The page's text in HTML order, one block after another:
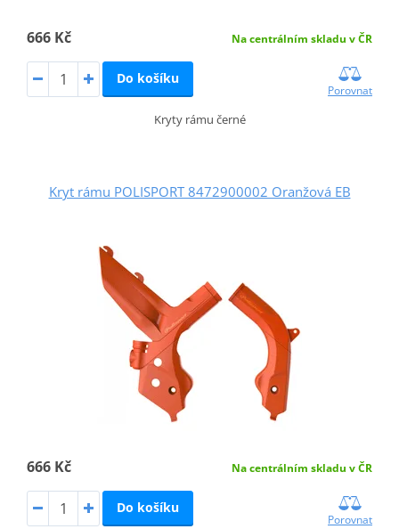
666 Kč Na centrálním skladu v ČR
Do košíku
Porovnat
Kryty rámu černé
Kryt rámu POLISPORT 8472900002 Oranžová EB
666 Kč Na centrálním skladu v ČR
Do košíku
Porovnat